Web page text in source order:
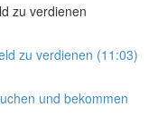
zu verdienen
zu verdienen (11:03)
und bekommen